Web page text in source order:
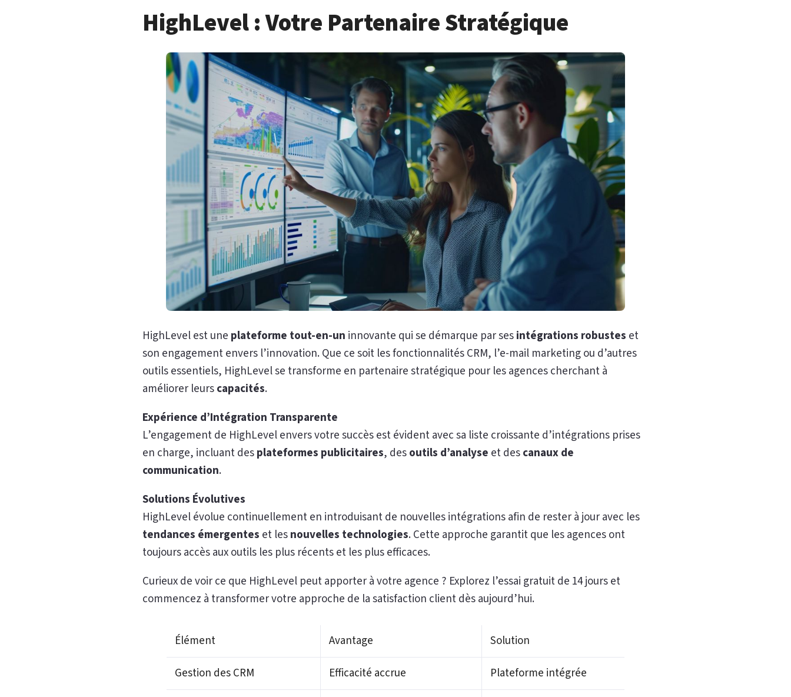
HighLevel : Votre Partenaire Stratégique
HighLevel est une plateforme tout-en-un innovante qui se démarque par sesintégrations robustes et
son engagement envers l’innovation. Que ce soit les fonctionnalités CRM, l’e-mail marketing ou d’autres
outils essentiels, HighLevel se transforme en partenaire stratégique pour les agences cherchant à
améliorer leurscapacités.
Expérience d’Intégration Transparente
L’engagement de HighLevel envers votre succès est évident avec sa liste croissante d’intégrations prises
en charge, incluant desplateformes publicitaires, desoutils d’analyse et descanaux de
communication.
Solutions Évolutives
HighLevel évolue continuellement en introduisant de nouvelles intégrations afin de rester à jour avec les
tendances émergentes et lesnouvelles technologies. Cette approche garantit que les agences ont
toujours accès aux outils les plus récents et les plus efficaces.
Curieux de voir ce que HighLevel peut apporter à votre agence ? Explorez l’essai gratuit de 14 jours et
commencez à transformer votre approche de la satisfaction client dès aujourd’hui.
Élément Avantage Solution
Gestion des CRM Efficacité accrue Plateforme intégrée